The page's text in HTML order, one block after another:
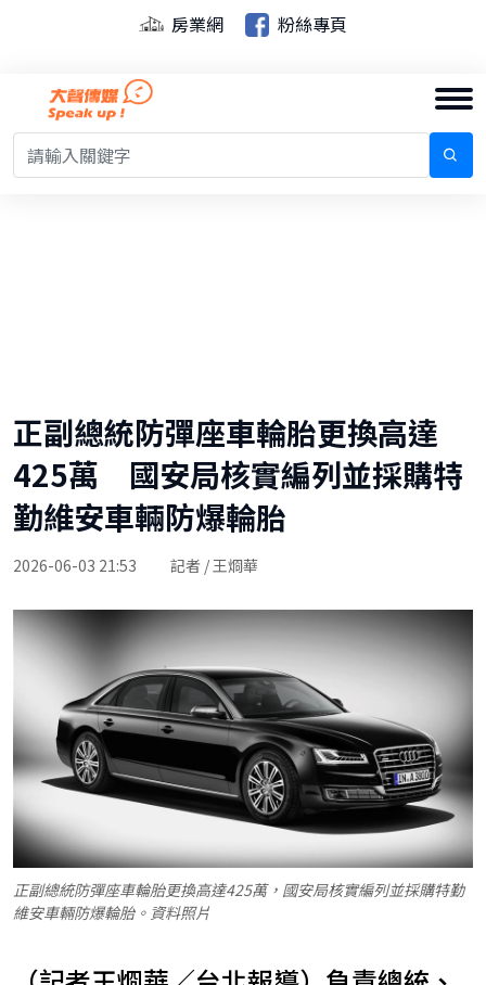
房業網 粉絲專頁
正副總統防彈座車輪胎更換高達
425萬 國安局核實編列並採購特
勤維安車輛防爆輪胎
2026-06-03 21:53 記者 / 王烱華
正副總統防彈座車輪胎更換高達425萬，國安局核實編列並採購特勤
維安車輛防爆輪胎。資料照片